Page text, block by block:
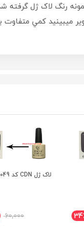
به اينکه عکس از روي
34٪
لاک ژل CDN کد 016
60,000